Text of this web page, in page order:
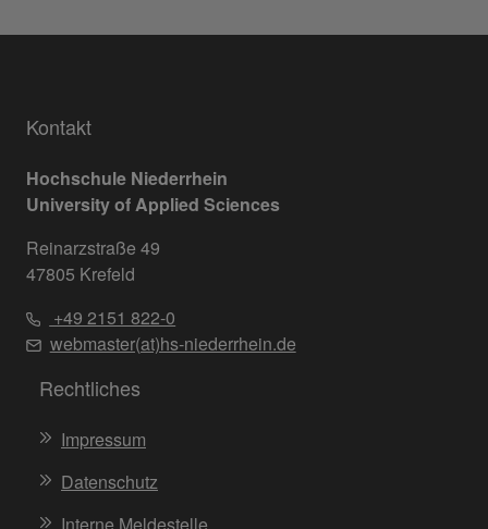
Kontakt
Hochschule Niederrhein
University of Applied Sciences
Reinarzstraße 49
47805 Krefeld
+49 2151 822-0
webmaster(at)hs-niederrhein.de
Rechtliches
Impressum
Datenschutz
Interne Meldestelle